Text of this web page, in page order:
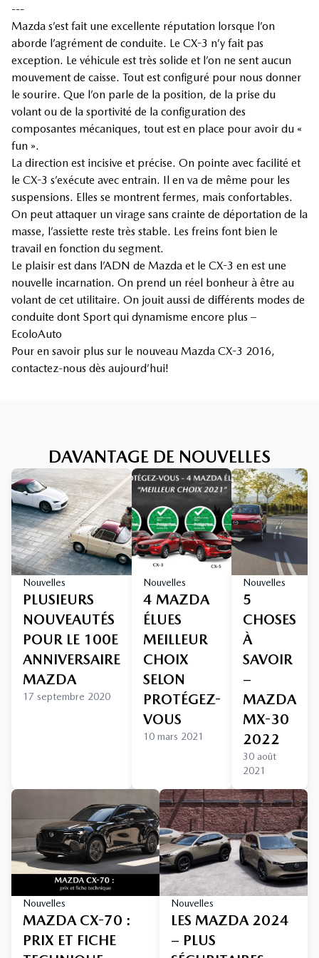
---
Mazda s’est fait une excellente réputation lorsque l’on
aborde l’agrément de conduite. Le CX-3 n’y fait pas
exception. Le véhicule est très solide et l’on ne sent aucun
mouvement de caisse. Tout est configuré pour nous donner
le sourire. Que l’on parle de la position, de la prise du
volant ou de la sportivité de la configuration des
composantes mécaniques, tout est en place pour avoir du «
fun ».
La direction est incisive et précise. On pointe avec facilité et
le CX-3 s’exécute avec entrain. Il en va de même pour les
suspensions. Elles se montrent fermes, mais confortables.
On peut attaquer un virage sans crainte de déportation de la
masse, l’assiette reste très stable. Les freins font bien le
travail en fonction du segment.
Le plaisir est dans l’ADN de Mazda et le CX-3 en est une
nouvelle incarnation. On prend un réel bonheur à être au
volant de cet utilitaire. On jouit aussi de différents modes de
conduite dont Sport qui dynamisme encore plus –
EcoloAuto
Pour en savoir plus sur le nouveau Mazda CX-3 2016,
contactez-nous dès aujourd’hui!
DAVANTAGE DE NOUVELLES
Nouvelles
PLUSIEURS
NOUVEAUTÉS
POUR LE 100E
ANNIVERSAIRE
MAZDA
17 septembre 2020
Nouvelles
4 MAZDA
ÉLUES
MEILLEUR
CHOIX
SELON
PROTÉGEZ-
VOUS
10 mars 2021
Nouvelles
5
CHOSES
À
SAVOIR
–
MAZDA
MX-30
2022
30 août
2021
Nouvelles
MAZDA CX-70 :
PRIX ET FICHE
Nouvelles
LES MAZDA 2024
– PLUS